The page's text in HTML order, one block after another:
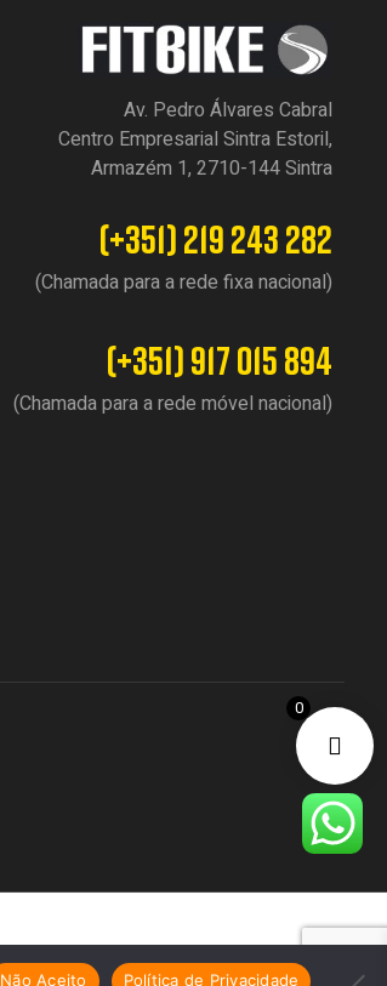
Av. Pedro Álvares Cabral
Centro Empresarial Sintra Estoril,
Armazém 1, 2710-144 Sintra
(+351) 219 243 282
(Chamada para a rede fixa nacional)
(+351) 917 015 894
(Chamada para a rede móvel nacional)
0
Não Aceito Política de Privacidade